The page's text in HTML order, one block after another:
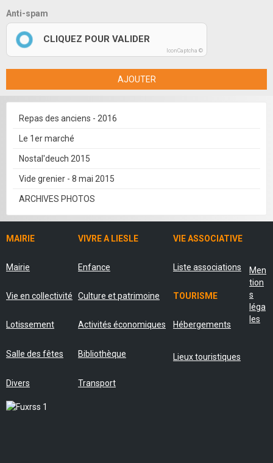
Anti-spam
CLIQUEZ POUR VALIDER
IconCaptcha ©
AJOUTER
Repas des anciens - 2016
Le 1er marché
Nostal'deuch 2015
Vide grenier - 8 mai 2015
ARCHIVES PHOTOS
MAIRIE VIVRE A LIESLE VIE ASSOCIATIVE
Mairie Enfance Liste associations
Vie en collectivité Culture et patrimoine TOURISME
Lotissement Activités économiques Hébergements
Salle des fêtes Bibliothèque Lieux touristiques
Divers Transport
Men
tion
s
léga
les